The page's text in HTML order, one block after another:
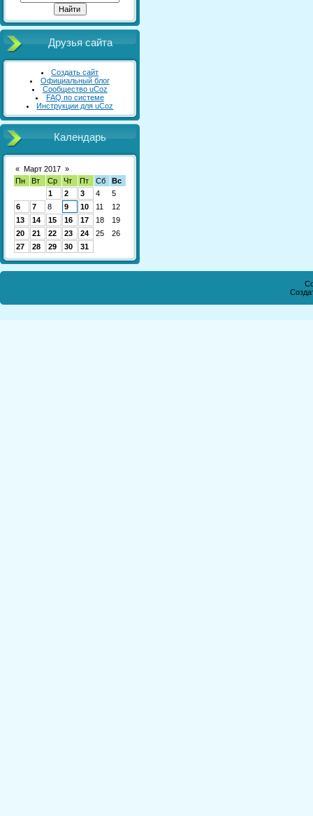
Друзья сайта
Создать сайт
Официальный блог
Сообщество uCoz
FAQ по системе
Инструкции для uCoz
Календарь
« Март 2017 »
Пн
Вт Ср Чт Пт Сб
Вс
1
2 3 4
5
6
7 8 9 10 11
12
13
14 15 16 17 18
19
20
21 22 23 24 25
26
27
28 29 30 31